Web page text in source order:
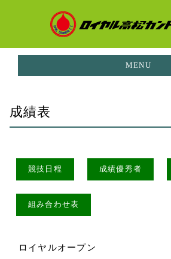
MENU
ご利用料金
成績表
競技日程 成績優秀者
組み合わせ表
ロイヤルオープン